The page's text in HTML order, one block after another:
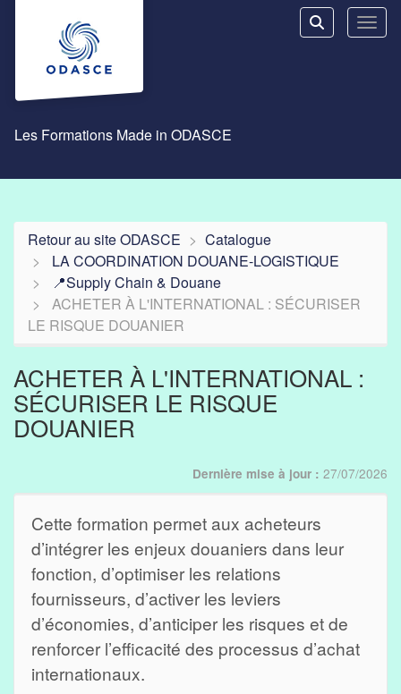
Aller au menu principal
Aller au contenu principal
Personnaliser l'interface
Rechercher
Les Formations Made in ODASCE
Retour au site ODASCE
Catalogue
LA COORDINATION DOUANE-LOGISTIQUE
📍Supply Chain & Douane
ACHETER À L'INTERNATIONAL : SÉCURISER
LE RISQUE DOUANIER
ACHETER À L'INTERNATIONAL :
SÉCURISER LE RISQUE
DOUANIER
Dernière mise à jour : 27/07/2026
Cette formation permet aux acheteurs
d’intégrer les enjeux douaniers dans leur
fonction, d’optimiser les relations
fournisseurs, d’activer les leviers
d’économies, d’anticiper les risques et de
renforcer l’efficacité des processus d’achat
internationaux.